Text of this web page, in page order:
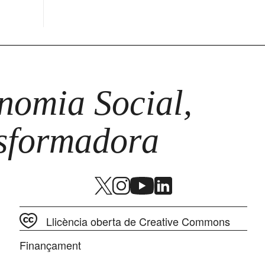
Social,
Llicència oberta de Creative Commons
Finançament